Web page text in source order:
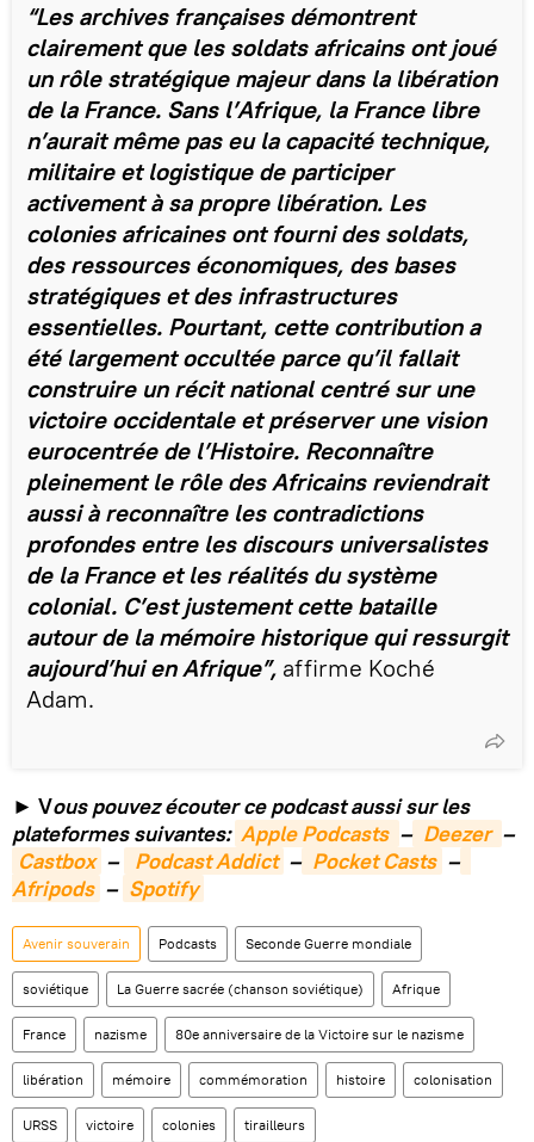
“Les archives françaises démontrent
clairement que les soldats africains ont joué
un rôle stratégique majeur dans la libération
de la France. Sans l’Afrique, la France libre
n’aurait même pas eu la capacité technique,
militaire et logistique de participer
activement à sa propre libération. Les
colonies africaines ont fourni des soldats,
des ressources économiques, des bases
stratégiques et des infrastructures
essentielles. Pourtant, cette contribution a
été largement occultée parce qu’il fallait
construire un récit national centré sur une
victoire occidentale et préserver une vision
eurocentrée de l’Histoire. Reconnaître
pleinement le rôle des Africains reviendrait
aussi à reconnaître les contradictions
profondes entre les discours universalistes
de la France et les réalités du système
colonial. C’est justement cette bataille
autour de la mémoire historique qui ressurgit
aujourd’hui en Afrique”, affirme Koché
Adam.
► Vous pouvez écouter ce podcast aussi sur les
plateformes suivantes: Apple Podcasts – Deezer –
Castbox – Podcast Addict – Pocket Casts –
Afripods – Spotify
Avenir souverain Podcasts Seconde Guerre mondiale
soviétique La Guerre sacrée (chanson soviétique) Afrique
France nazisme 80e anniversaire de la Victoire sur le nazisme
libération mémoire commémoration histoire colonisation
URSS victoire colonies tirailleurs